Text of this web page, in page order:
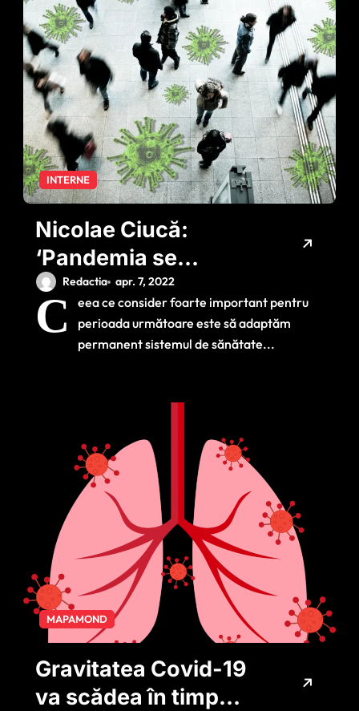
INTERNE
Nicolae Ciucă:
‘Pandemia se
apropie de sfârșit.
Trebuie să facem
investiții, să ne
Redactia apr. 7, 2022
C
eea ce consider foarte important pentru
perioada următoare este să adaptăm
permanent sistemul de sănătate...
MAPAMOND
Gravitatea Covid-19
va scădea în timp